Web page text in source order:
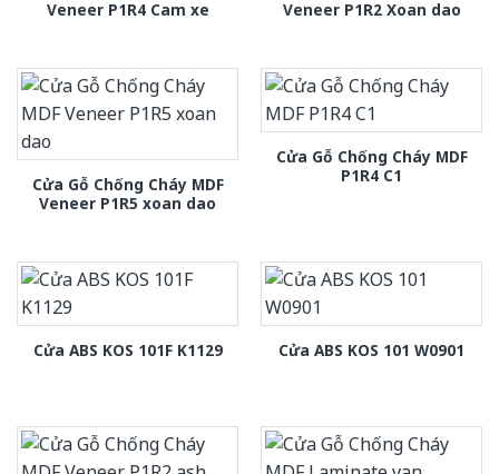
Veneer P1R4 Cam xe
Veneer P1R2 Xoan dao
Cửa Gỗ Chống Cháy MDF
Veneer P1R5 xoan dao
Cửa Gỗ Chống Cháy MDF
P1R4 C1
Cửa ABS KOS 101F K1129 Cửa ABS KOS 101 W0901